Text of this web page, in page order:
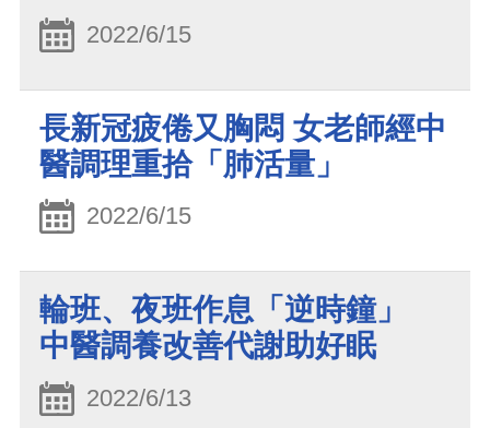
2022/6/15
長新冠疲倦又胸悶 女老師經中
醫調理重拾「肺活量」
2022/6/15
輪班、夜班作息「逆時鐘」
中醫調養改善代謝助好眠
2022/6/13